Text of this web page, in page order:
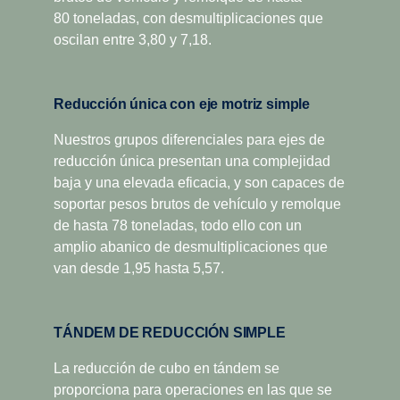
revoluciones económicas bajas y de velocidad de
crucero. Scania Opticruise y Scania Retarder, así
como una gran variedad de tomas de fuerza, se
paradas de mantenimiento, gracias a un intervalo de
cambio de aceite más amplio. Todo esto garantiza la
optimización de su economía de funcionamiento total.
80 toneladas, con desmultiplicaciones que
oscilan entre 3,80 y 7,18.
Reducción única con eje motriz simple
Nuestros grupos diferenciales para ejes de
reducción única presentan una complejidad
baja y una elevada eficacia, y son capaces de
soportar pesos brutos de vehículo y remolque
de hasta 78 toneladas, todo ello con un
amplio abanico de desmultiplicaciones que
van desde 1,95 hasta 5,57.
TÁNDEM DE REDUCCIÓN SIMPLE
La reducción de cubo en tándem se
proporciona para operaciones en las que se